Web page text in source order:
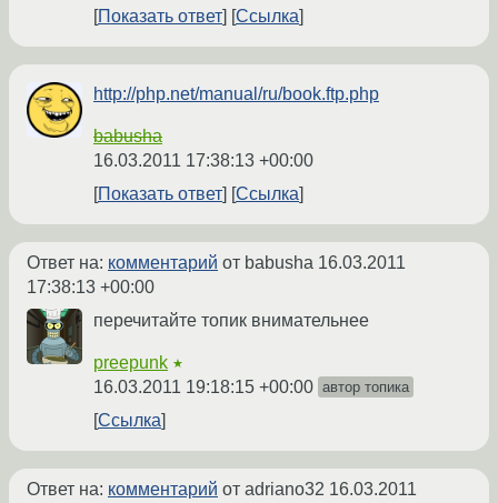
Показать ответ
Ссылка
http://php.net/manual/ru/book.ftp.php
babusha
16.03.2011 17:38:13 +00:00
Показать ответ
Ссылка
Ответ на: комментарий от babusha 16.03.2011
17:38:13 +00:00
перечитайте топик внимательнее
preepunk ★
16.03.2011 19:18:15 +00:00 автор топика
Ссылка
Ответ на: комментарий от adriano32 16.03.2011